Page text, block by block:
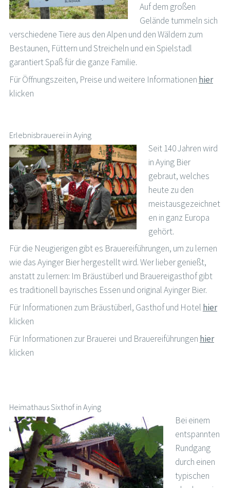
Auf dem großen
Gelände tummeln sich
verschiedene Tiere aus den Alpen und den Wäldern zum
Bestaunen, Füttern und Streicheln und ein Spielstadl
garantiert Spaß für die ganze Familie.
Für Öffnungszeiten, Preise und weitere Informationen hier
klicken
Erlebnisbrauerei in Aying
Seit 140 Jahren wird
in Aying Bier
gebraut, welches
heute zu den
meistausgezeichnet
en in ganz Europa
gehört.
Für die Neugierigen gibt es Brauereiführungen, um zu lernen
wie das Ayinger Bier hergestellt wird. Wer lieber genießt,
anstatt zu lernen: Im Bräustüberl und Brauereigasthof gibt
es traditionell bayrisches Essen und original Ayinger Bier.
Für Informationen zum Bräustüberl, Gasthof und Hotel hier
klicken
Für Informationen zur Brauerei und Brauereiführungen hier
klicken
Heimathaus Sixthof in Aying
Bei einem
entspannten
Rundgang
durch einen
typischen